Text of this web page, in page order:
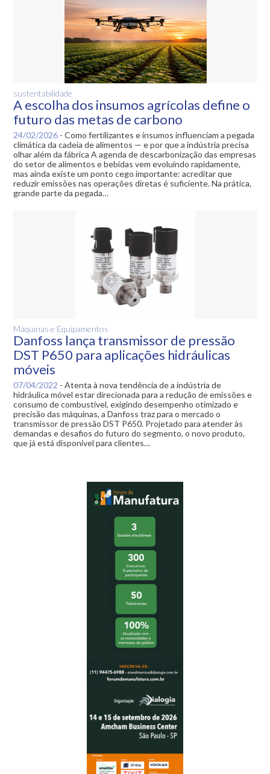
sustentabilidade
A escolha dos insumos agrícolas define o
futuro das metas de carbono
24/02/2026 -Como fertilizantes e insumos influenciam a pegada
climática da cadeia de alimentos — e por que a indústria precisa
olhar além da fábrica A agenda de descarbonização das empresas
do setor de alimentos e bebidas vem evoluindo rapidamente,
mas ainda existe um ponto cego importante: acreditar que
reduzir emissões nas operações diretas é suficiente. Na prática,
grande parte da pegada…
Máquinas e Equipamentos
Danfoss lança transmissor de pressão
DST P650 para aplicações hidráulicas
móveis
07/04/2022 -Atenta à nova tendência de a indústria de
hidráulica móvel estar direcionada para a redução de emissões e
consumo de combustível, exigindo desempenho otimizado e
precisão das máquinas, a Danfoss traz para o mercado o
transmissor de pressão DST P650. Projetado para atender às
demandas e desafios do futuro do segmento, o novo produto,
que já está disponível para clientes…